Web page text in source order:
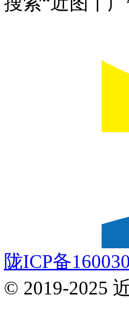
陇ICP备
© 2019-2025